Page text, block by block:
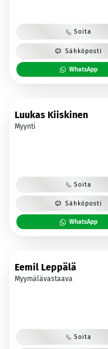
Soita
Sähköposti
WhatsApp
Luukas Kiiskinen
Myynti
Soita
Sähköposti
WhatsApp
Eemil Leppälä
Myymälävastaava
Soita